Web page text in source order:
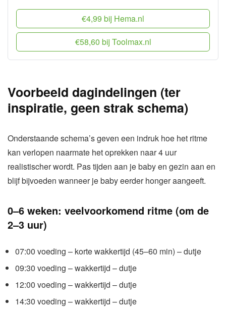
€4,99 bij Hema.nl
€58,60 bij Toolmax.nl
Voorbeeld dagindelingen (ter
inspiratie, geen strak schema)
Onderstaande schema’s geven een indruk hoe het ritme
kan verlopen naarmate het oprekken naar 4 uur
realistischer wordt. Pas tijden aan je baby en gezin aan en
blijf bijvoeden wanneer je baby eerder honger aangeeft.
0–6 weken: veelvoorkomend ritme (om de
2–3 uur)
07:00 voeding – korte wakkertijd (45–60 min) – dutje
09:30 voeding – wakkertijd – dutje
12:00 voeding – wakkertijd – dutje
14:30 voeding – wakkertijd – dutje